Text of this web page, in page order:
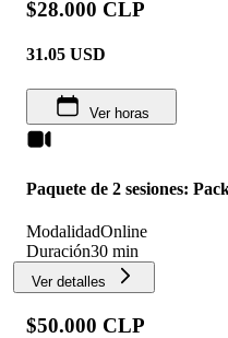
$28.000 CLP
31.05 USD
Ver horas
Paquete de 2 sesiones:
ModalidadOnline
Duración30 min
Ver detalles
$50.000 CLP